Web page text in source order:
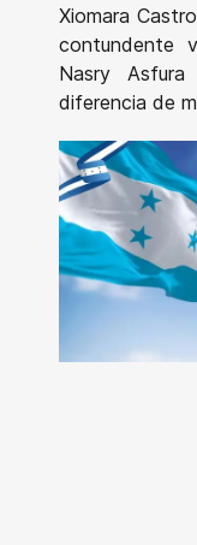
Xiomara
contundente
Nasry
diferencia de